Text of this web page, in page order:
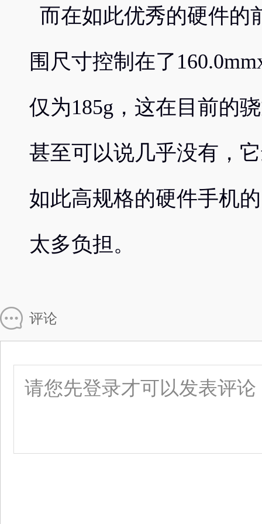
而在如此优秀的硬件的
围尺寸控制在了
仅为185g，这在目前的
甚至可以说几乎没有，
如此高规格的硬件手机
太多负担。
评论